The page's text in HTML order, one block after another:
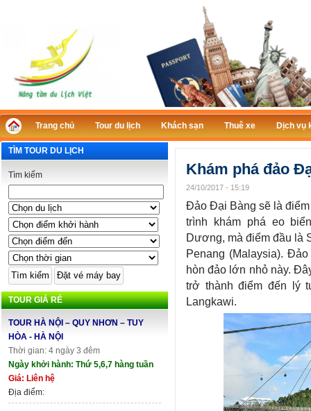
Trang chủ Tour du lịch Khách sạn Thuê xe Dịch vụ
TÌM TOUR DU LỊCH
Tìm kiếm
TOUR GIÁ RẺ
TOUR HÀ NỘI – QUY NHƠN – TUY
HÒA - HÀ NỘI
Thời gian: 4 ngày 3 đêm
Ngày khởi hành: Thứ 5,6,7 hàng tuần
Giá: Liên hệ
Địa điểm:
Khám phá đảo
24/10/2017 - 15:19
Đảo Đại Bàng sẽ là
trình khám phá eo
Dương, mà điểm đầu là
Penang (Malaysia).
hòn đảo lớn nhỏ này.
trở thành điểm đến lý
Langkawi.